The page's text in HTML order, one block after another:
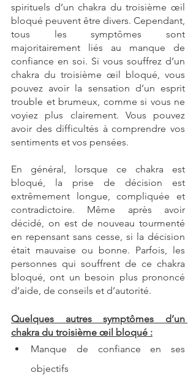
spirituels d’un chakra du troisième œil
bloqué peuvent être divers. Cependant,
tous les symptômes sont
majoritairement liés au manque de
confiance en soi. Si vous souffrez d’un
chakra du troisième œil bloqué, vous
pouvez avoir la sensation d’un esprit
trouble et brumeux, comme si vous ne
voyiez plus clairement. Vous pouvez
avoir des difficultés à comprendre vos
sentiments et vos pensées.
En général, lorsque ce chakra est
bloqué, la prise de décision est
extrêmement longue, compliquée et
contradictoire. Même après avoir
décidé, on est de nouveau tourmenté
en repensant sans cesse, si la décision
était mauvaise ou bonne. Parfois, les
personnes qui souffrent de ce chakra
bloqué, ont un besoin plus prononcé
d’aide, de conseils et d’autorité.
Quelques autres symptômes d’un
chakra du troisième œil bloqué :
Manque de confiance en ses
objectifs